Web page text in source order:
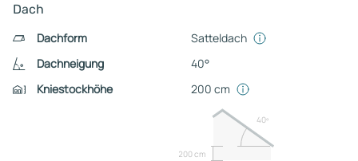
Dach
Dachform
Satteldach
Dachneigung
40°
Kniestockhöhe
200 cm
200 cm
40º